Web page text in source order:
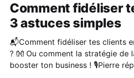
Comment fidéliser
3 astuces simples
📬Comment fidéliser tes clients
? 👐 Ou comment la stratégie de
booster ton business ! 🎙Pierre